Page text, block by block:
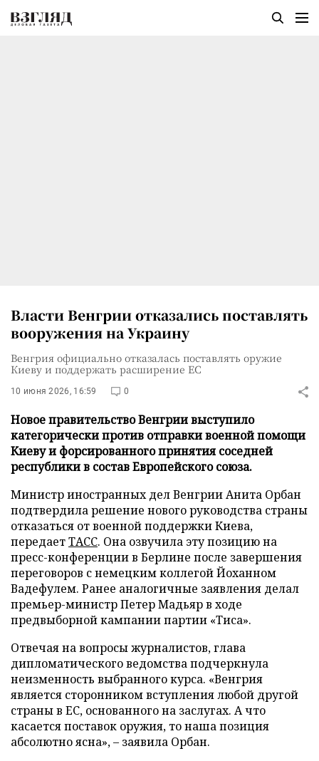
Власти Венгрии отказались поставлять
вооружения на Украину
Венгрия официально отказалась поставлять оружие
Киеву и поддержать расширение ЕС
10 июня 2026, 16:59 0
Новое правительство Венгрии выступило
категорически против отправки военной помощи
Киеву и форсированного принятия соседней
республики в состав Европейского союза.
Министр иностранных дел Венгрии Анита Орбан
подтвердила решение нового руководства страны
отказаться от военной поддержки Киева,
передаетТАСС. Она озвучила эту позицию на
пресс-конференции в Берлине после завершения
переговоров с немецким коллегой Йоханном
Вадефулем. Ранее аналогичные заявления делал
премьер-министр Петер Мадьяр в ходе
предвыборной кампании партии «Тиса».
Отвечая на вопросы журналистов, глава
дипломатического ведомства подчеркнула
неизменность выбранного курса. «Венгрия
является сторонником вступления любой другой
страны в ЕС, основанного на заслугах. А что
касается поставок оружия, то наша позиция
абсолютно ясна», – заявила Орбан.